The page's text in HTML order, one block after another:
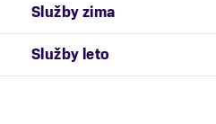
Služby zima
Služby leto